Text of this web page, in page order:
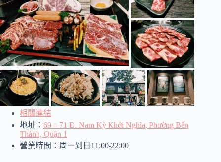
相關連結
地址： 69 – 71 Đ. Nam Kỳ Khởi Nghĩa, Phường Bến
Thành, Quận 1
營業時間：周一到日11:00-22:00